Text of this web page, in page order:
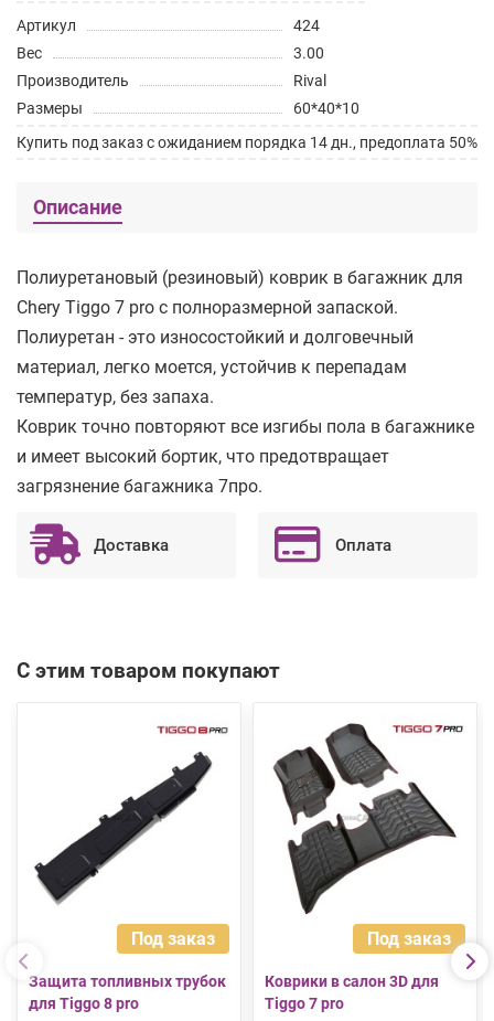
Артикул
424
Вес
3.00
Производитель
Rival
Размеры
60*40*10
Купить под заказ с ожиданием порядка 14 дн., предоплата 50%
Описание
Полиуретановый (резиновый) коврик в багажник для
Chery Tiggo 7 pro с полноразмерной запаской.
Полиуретан - это износостойкий и долговечный
материал, легко моется, устойчив к перепадам
температур, без запаха.
Коврик точно повторяют все изгибы пола в багажнике
и имеет высокий бортик, что предотвращает
загрязнение багажника 7про.
Доставка Оплата
С этим товаром покупают
Под заказ
Защита топливных трубок
для Tiggo 8 pro
Под заказ
Коврики в салон 3D для
Tiggo 7 pro